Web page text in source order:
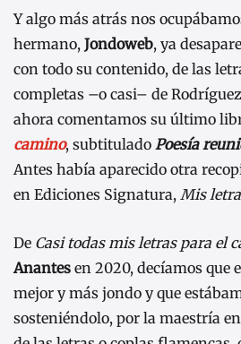
Y algo más atrás nos
hermano, Jondoweb, ya
con todo su contenido, de las
completas –o casi– de
ahora comentamos su último
camino, subtitulado Poesía
Antes había aparecido otra
en Ediciones Signatura, Mis
De Casi todas mis letras para el
Anantes en 2020, decíamos que
mejor y más jondo y que
sosteniéndolo, por la maestría